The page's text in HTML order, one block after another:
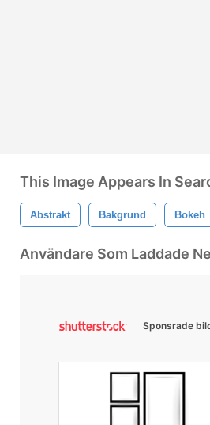
This Image Appears In
Abstrakt Bakgrund Bokeh
Användare Som Laddade
Sponsrade